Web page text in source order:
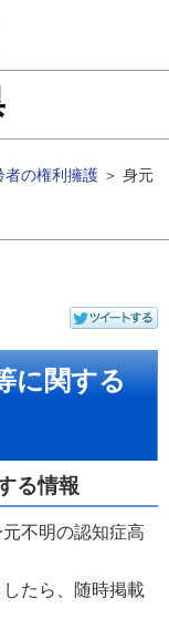
者の権利擁護 ＞ 身元
に関する
る情報
不明の認知症高
たら、随時掲載